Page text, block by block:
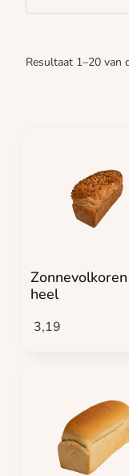
Resultaat 1–20
heel
3,19